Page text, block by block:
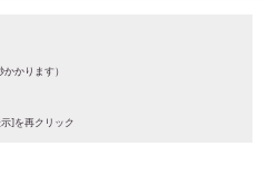
かります）
]を再クリック